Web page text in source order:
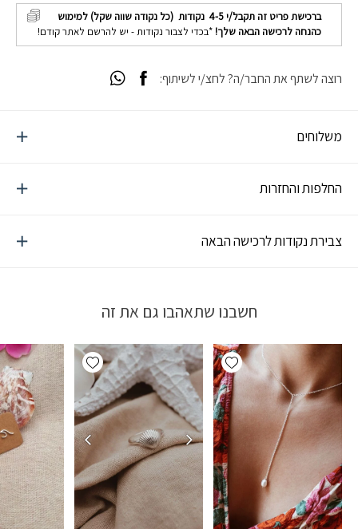
ברכישת פריט זה תקבל/י 4-5 נקודות (כל נקודה שווה שקל) למימוש
כהנחה לרכישה הבאה שלך! *בכדי לצבור נקודות - יש להרשם לאתר קודם!
משלוחים
החלפות והחזרות
צבירת נקודות לרכישה הבאה
רוצה לשתף את החבר/ה? לחצ/י לשיתוף:
חשבנו שתאהבו גם את זה
Add wishlist
Add wishlist